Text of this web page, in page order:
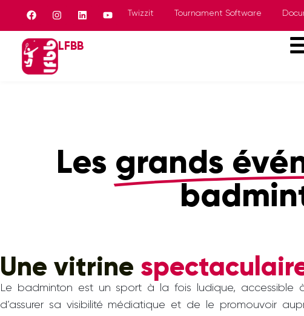
Panneau de gestion des cookies
Twizzit Tournament Software
LFBB
Les grands
Une vitrine
Le badminton est un sport à la fois ludique, accessible
d’assurer sa visibilité médiatique et de le promouvoir